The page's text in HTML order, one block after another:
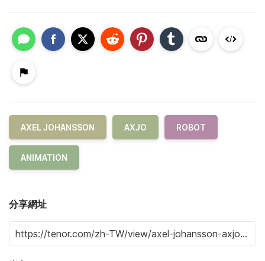
AXEL JOHANSSON AXJO ROBOT
ANIMATION
分享網址